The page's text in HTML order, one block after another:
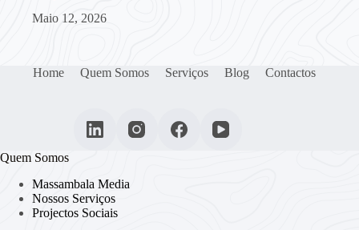
Maio 12, 2026
Home Quem Somos Serviços Blog Contactos
Quem Somos
Massambala Media
Nossos Serviços
Projectos Sociais